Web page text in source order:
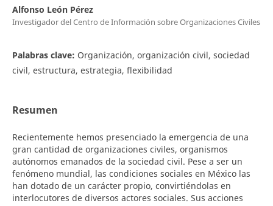
Alfonso León Pérez
Investigador del Centro de Información sobre Organizaciones Civiles
Palabras clave: Organización, organización civil, sociedad
civil, estructura, estrategia, flexibilidad
Resumen
Recientemente hemos presenciado la emergencia de una
gran cantidad de organizaciones civiles, organismos
autónomos emanados de la sociedad civil. Pese a ser un
fenómeno mundial, las condiciones sociales en México las
han dotado de un carácter propio, convirtiéndolas en
interlocutores de diversos actores sociales. Sus acciones